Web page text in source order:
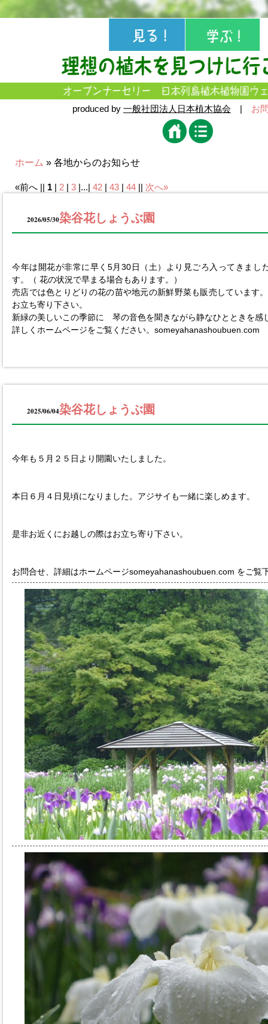
produced by 一般社団法人日本植木協会 | お
ホーム » 各地からのお知らせ
«前へ || 1 | 2 | 3 |...| 42 | 43 | 44 || 次へ»
2026/05/30染谷花しょうぶ園
今年は開花が非常に早く5月30日（土）より見ごろ入ってきまし
す。（ 花の状況で早まる場合もあります。）
売店では色とりどりの花の苗や地元の新鮮野菜も販売しています
お立ち寄り下さい。
新緑の美しいこの季節に 琴の音色を聞きながら静なひとときを感
詳しくホームページをご覧ください。someyahanashoubuen.com
2025/06/04染谷花しょうぶ園
今年も５月２５日より開園いたしました。
本日６月４日見頃になりました。アジサイも一緒に楽しめます。
是非お近くにお越しの際はお立ち寄り下さい。
お問合せ、詳細はホームページsomeyahanashoubuen.com をご覧